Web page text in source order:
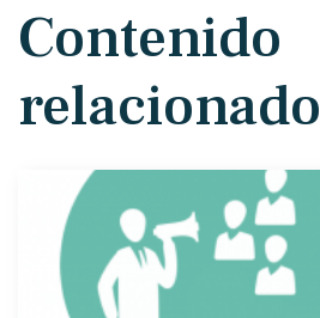
Contenido
relacionado